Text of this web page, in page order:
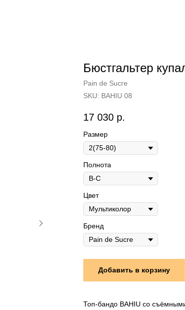
Бюстгальтер
Pain de Sucre
SKU: BAHIU 08
17 030 р.
Размер
Полнота
Цвет
Бренд
Добавить в корзину
Топ-бандо BAHIU со